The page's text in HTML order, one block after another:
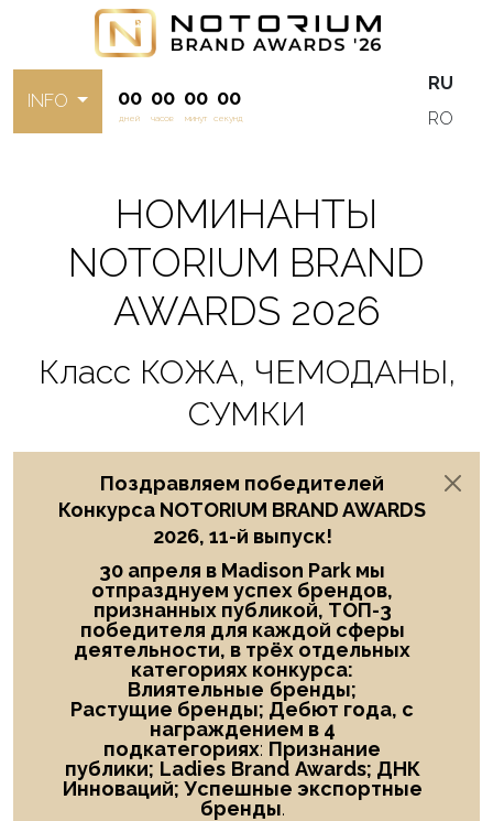
INFO 00
дней
00
часов
00
минут
00
секунд
RU
RO
НОМИНАНТЫ
NOTORIUM BRAND
AWARDS 2026
Класс КОЖА, ЧЕМОДАНЫ,
СУМКИ
Поздравляем победителей
Конкурса NOTORIUM BRAND AWARDS
2026, 11-й выпуск!
30 апреля в Madison Park мы
отпразднуем успех брендов,
признанных публикой, ТОП-3
победителя для каждой сферы
деятельности, в трёх отдельных
категориях конкурса:
Влиятельные бренды;
Растущие бренды; Дебют года, с
награждением в 4
подкатегориях: Признание
публики; Ladies Brand Awards; ДНК
Инноваций; Успешные экспортные
бренды.